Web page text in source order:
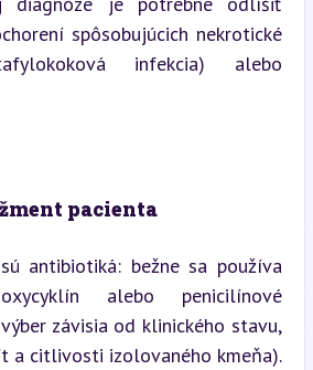
spôsobujúcich nekrotické
infekcia) alebo
pacienta
antibiotiká: bežne sa používa
alebo penicilínové
závisia od klinického stavu,
a citlivosti izolovaného kmeňa).